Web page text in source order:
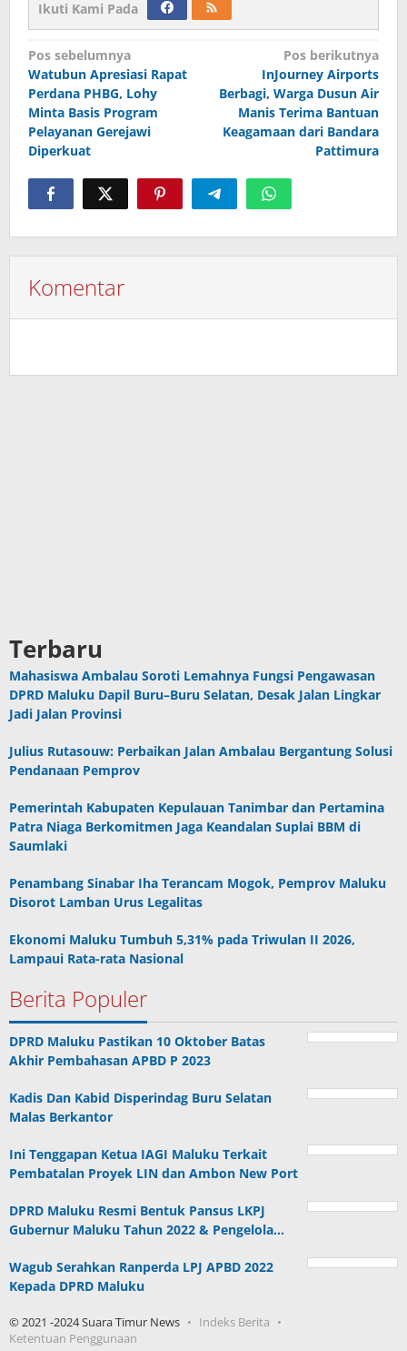
Ikuti Kami Pada
Navigasi
pos
Pos sebelumnya
Watubun Apresiasi Rapat
Perdana PHBG, Lohy
Minta Basis Program
Pelayanan Gerejawi
Diperkuat
Pos berikutnya
InJourney Airports
Berbagi, Warga Dusun Air
Manis Terima Bantuan
Keagamaan dari Bandara
Pattimura
Komentar
Terbaru
Mahasiswa Ambalau Soroti Lemahnya Fungsi Pengawasan
DPRD Maluku Dapil Buru–Buru Selatan, Desak Jalan Lingkar
Jadi Jalan Provinsi
Julius Rutasouw: Perbaikan Jalan Ambalau Bergantung Solusi
Pendanaan Pemprov
Pemerintah Kabupaten Kepulauan Tanimbar dan Pertamina
Patra Niaga Berkomitmen Jaga Keandalan Suplai BBM di
Saumlaki
Penambang Sinabar Iha Terancam Mogok, Pemprov Maluku
Disorot Lamban Urus Legalitas
Ekonomi Maluku Tumbuh 5,31% pada Triwulan II 2026,
Lampaui Rata-rata Nasional
Berita Populer
DPRD Maluku Pastikan 10 Oktober Batas
Akhir Pembahasan APBD P 2023
Kadis Dan Kabid Disperindag Buru Selatan
Malas Berkantor
Ini Tenggapan Ketua IAGI Maluku Terkait
Pembatalan Proyek LIN dan Ambon New Port
DPRD Maluku Resmi Bentuk Pansus LKPJ
Gubernur Maluku Tahun 2022 & Pengelola…
Wagub Serahkan Ranperda LPJ APBD 2022
Kepada DPRD Maluku
© 2021 -2024 Suara Timur News
Indeks Berita
Ketentuan Penggunaan